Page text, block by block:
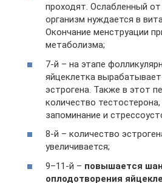
проходят. Ослабленный
организм нуждается в
Окончание менструации
метаболизма;
7-й – на этапе
яйцеклетка
эстрогена. Также в этот
количество
запоминание и
8-й – количество
увеличивается;
9–11-й – повышается
оплодотворения